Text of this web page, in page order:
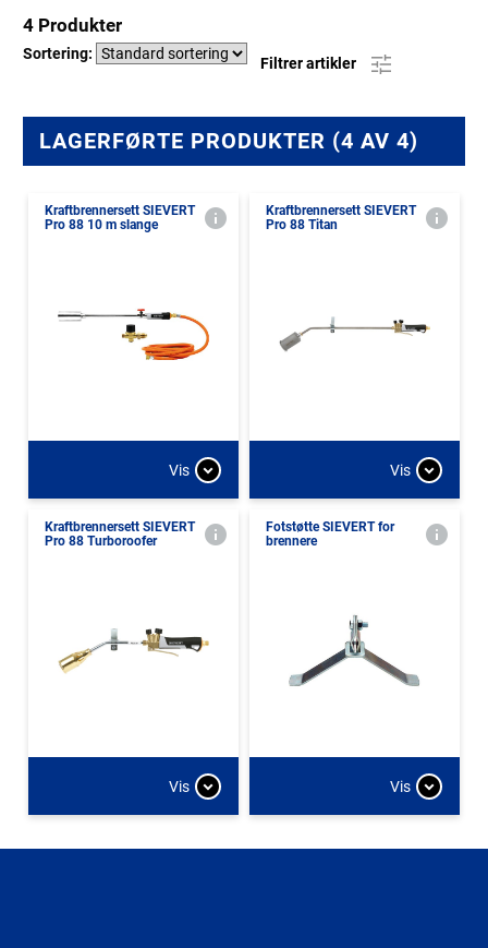
4 Produkter
Sortering:
Filtrer artikler
LAGERFØRTE PRODUKTER (4 AV 4)
Kraftbrennersett SIEVERT
Pro 88 10 m slange
Vis
Kraftbrennersett SIEVERT
Pro 88 Titan
Vis
Kraftbrennersett SIEVERT
Pro 88 Turboroofer
Vis
Fotstøtte SIEVERT for
brennere
Vis